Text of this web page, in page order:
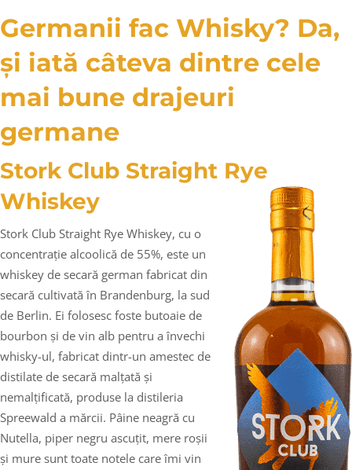
Germanii fac Whisky? Da,
și iată câteva dintre cele
mai bune drajeuri
germane
Stork Club Straight Rye
Whiskey
Stork Club Straight Rye Whiskey, cu o
concentrație alcoolică de 55%, este un
whiskey de secară german fabricat din
secară cultivată în Brandenburg, la sud
de Berlin. Ei folosesc foste butoaie de
bourbon și de vin alb pentru a învechi
whisky-ul, fabricat dintr-un amestec de
distilate de secară malțată și
nemalțificată, produse la distileria
Spreewald a mărcii. Pâine neagră cu
Nutella, piper negru ascuțit, mere roșii
și mure sunt toate notele care îmi vin